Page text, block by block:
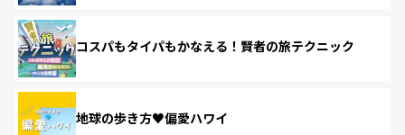
コスパもタイパもかなえる！賢者の旅テクニック
地球の歩き方♥偏愛ハワイ